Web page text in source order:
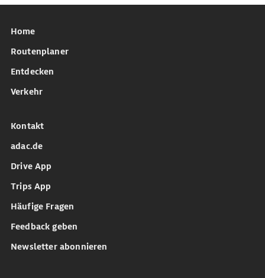
Home
Routenplaner
Entdecken
Verkehr
Kontakt
adac.de
Drive App
Trips App
Häufige Fragen
Feedback geben
Newsletter abonnieren